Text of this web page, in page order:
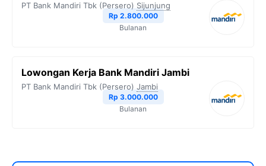
PT Bank Mandiri Tbk (Persero) Sijunjung
Rp 2.800.000
Bulanan
Lowongan Kerja Bank Mandiri Jambi
PT Bank Mandiri Tbk (Persero) Jambi
Rp 3.000.000
Bulanan